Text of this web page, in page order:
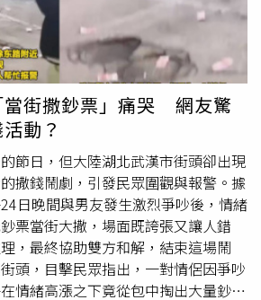
當街撒鈔票」痛哭 網友驚
動？
節日，但大陸湖北武漢市街頭卻出現
撒錢鬧劇，引發民眾圍觀與報警。據
日晚間與男友發生激烈爭吵後，情緒
票當街大撒，場面既誇張又讓人錯
，最終協助雙方和解，結束這場鬧
頭，目擊民眾指出，一對情侶因爭吵
情緒高漲之下竟從包中掏出大量鈔